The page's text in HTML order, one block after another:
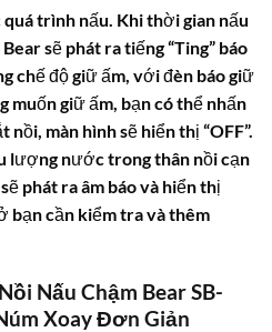
trình nấu. Khi thời gian nấu
sẽ phát ra tiếng “Ting” báo
chế độ giữ ấm, với đèn báo giữ
muốn giữ ấm, bạn có thể nhấn
màn hình sẽ hiển thị “OFF”.
lượng nước trong thân nồi cạn
phát ra âm báo và hiển thị
bạn cần kiểm tra và thêm
Nấu Chậm Bear SB-
Xoay Đơn Giản